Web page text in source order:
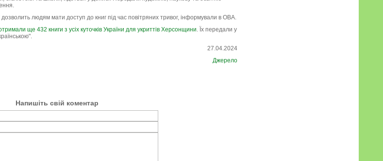
дозволить людям мати доступ до книг під час повітряних тривог, інформували в ОВА.
ще 432 книги з усіх куточків України для укриттів Херсонщини. Їх передали у
27.04.2024
Джерело
Напишіть свій коментар